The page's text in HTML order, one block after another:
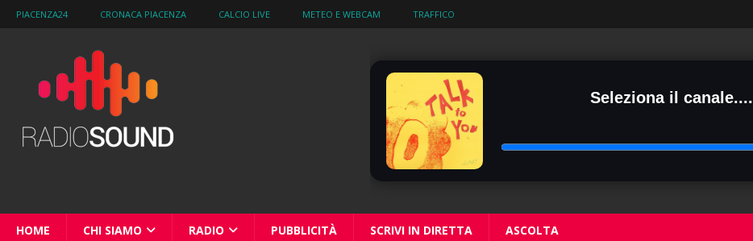
PIACENZA24 CRONACA PIACENZA CALCIO LIVE METEO E WEBCAM TRAFFICO
Seleziona il canale....
HOME CHI SIAMO RADIO PUBBLICITÀ SCRIVI IN DIRETTA ASCOLTA